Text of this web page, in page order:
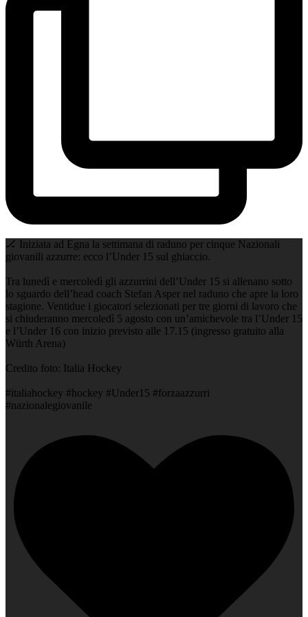
🏒 Iniziata ad Egna la settimana di raduno per cinque Nazionali
giovanili azzurre: ecco l’Under 15 sul ghiaccio.
Tra lunedì e mercoledì gli azzurrini dell’Under 15 si allenano sotto
lo sguardo dell’head coach Stefan Asper nel raduno che apre la loro
stagione. Ventidue i giocatori selezionati per tre giorni di lavoro che
si chiuderanno mercoledì 5 agosto con un’amichevole tra l’Under 15
e l’Under 16 con inizio previsto alle 17.15 (ingresso gratuito alla
Würth Arena)
Credito foto: Italia Hockey
#italiahockey #hockey #Under15 #forzaazzurri
#nazionalegiovanile